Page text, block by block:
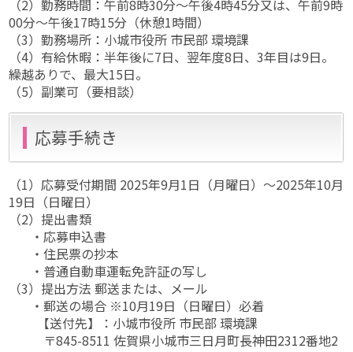
（2）勤務時間：午前8時30分～午後4時45分又は、午前9時
00分～午後17時15分（休憩1時間）
（3）勤務場所：小城市役所 市民部 環境課
（4）有給休暇：半年後に7日、翌年度8日、3年目は9日。
繰越ありで、最大15日。
（5）副業可（要相談）
応募手続き
（1）応募受付期間 2025年9月1日（月曜日）～2025年10月
19日（日曜日）
（2）提出書類
・応募申込書
・住民票の抄本
・普通自動車運転免許証の写し
（3）提出方法 郵送または、メール
・郵送の場合 ※10月19日（日曜日）必着
【送付先】：小城市役所 市民部 環境課
〒845-8511 佐賀県小城市三日月町長神田2312番地2